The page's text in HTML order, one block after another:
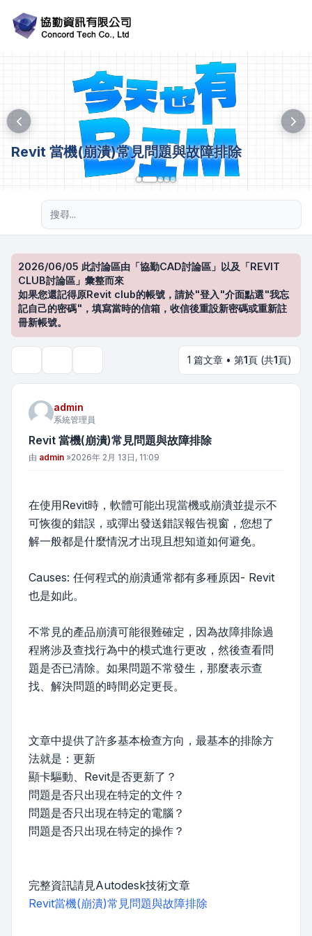
Revit 當機(崩潰)常見問題與故障排除
2026/06/05 此討論區由「協勤CAD討論區」以及「REVIT
CLUB討論區」彙整而來
如果您還記得原Revit club的帳號，請於"登入"介面點選"我忘
記自己的密碼"，填寫當時的信箱，收信後重設新密碼或重新註
冊新帳號。
1 篇文章 • 第1頁 (共1頁)
admin
系統管理員
Revit 當機(崩潰)常見問題與故障排除
文章
由 admin »2026年 2月 13日, 11:09
在使用Revit時，軟體可能出現當機或崩潰並提示不
可恢復的錯誤，或彈出發送錯誤報告視窗，您想了
解一般都是什麼情況才出現且想知道如何避免。
Causes: 任何程式的崩潰通常都有多種原因- Revit
也是如此。
不常見的產品崩潰可能很難確定，因為故障排除過
程將涉及查找行為中的模式進行更改，然後查看問
題是否已清除。如果問題不常發生，那麼表示查
找、解決問題的時間必定更長。
文章中提供了許多基本檢查方向，最基本的排除方
法就是：更新
顯卡驅動、Revit是否更新了？
問題是否只出現在特定的文件？
問題是否只出現在特定的電腦？
問題是否只出現在特定的操作？
完整資訊請見Autodesk技術文章
Revit當機(崩潰)常見問題與故障排除